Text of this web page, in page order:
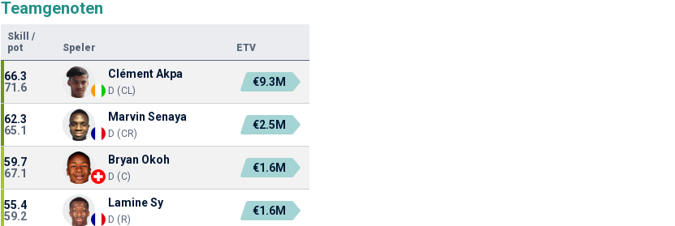
Teamgenoten
Skill
/
pot
Speler ETV
66.3
71.6
Clément Akpa
D (CL)
€9.3M
62.3
65.1
Marvin Senaya
D (CR)
€2.5M
59.7
67.1
Bryan Okoh
D (C)
€1.6M
55.4
59.2
Lamine Sy
D (R)
€1.6M